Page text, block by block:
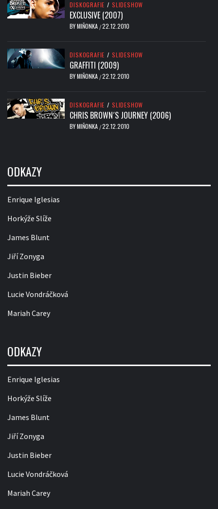
DISKOGRAFIE / SLIDESHOW
EXCLUSIVE (2007)
BYMIŇONKA /22.12.2010
DISKOGRAFIE / SLIDESHOW
GRAFFITI (2009)
BYMIŇONKA /22.12.2010
DISKOGRAFIE / SLIDESHOW
CHRIS BROWN´S JOURNEY (2006)
BYMIŇONKA /22.12.2010
ODKAZY
Enrique Iglesias
Horkýže Slíže
James Blunt
Jiří Zonyga
Justin Bieber
Lucie Vondráčková
Mariah Carey
ODKAZY
Enrique Iglesias
Horkýže Slíže
James Blunt
Jiří Zonyga
Justin Bieber
Lucie Vondráčková
Mariah Carey